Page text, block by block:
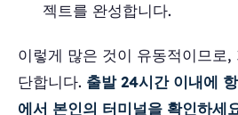
젝트를 완성합니다.
이렇게 많은 것이 유동적이므로
단합니다. 출발 24시간 이내에
에서 본인의 터미널을 확인하세